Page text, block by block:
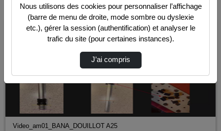
00:14:19
Video_am01_BANA_DOUILLOT A25
Nous utilisons des cookies pour personnaliser l’affichage
(barre de menu de droite, mode sombre ou dyslexie
etc.), gérer la session (authentification) et analyser le
trafic du site (pour certaines instances).
J’ai compris